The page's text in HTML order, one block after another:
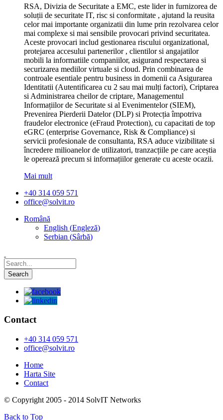
RSA, Divizia de Securitate a EMC, este lider in furnizorea de
soluții de securitate IT, risc si conformitate , ajutand la reusita
celor mai importante organizatii din lume prin rezolvarea celor
mai complexe si mai sensibile provocari privind securitatea.
Aceste provocari includ gestionarea riscului organizational,
protejarea accesului partenerilor , clientilor si angajatilor
mobili la informatiile companiilor, asigurand respectarea si
securizarea mediilor virtuale si cloud. Prin combinarea de
controale esentiale pentru business in domenii ca Asigurarea
Identitatii (Autentificarea cu 2 sau mai mulți factori), Criptarea
si Administrarea cheilor de criptare, Managementul
Informațiilor de Securitate si al Evenimentelor (SIEM),
Prevenirea Pierderii Datelor (DLP) si Protecția împotriva
fraudelor electronice (eFraud Protection), cu capacitati de top
eGRC (enterprise Governance, Risk & Compliance) si
servicii profesionale de consultanta, RSA aduce vizibilitate si
încredere milioanelor de utilizatori, tranzacțiile pe care aceștia
le operează precum si informațiilor generate cu aceste ocazii.
Mai mult
+40 314 059 571
office@solvit.ro
Română
English (Engleză)
Serbian (Sârbă)
Contact
+40 314 059 571
office@solvit.ro
Home
Harta Site
Contact
© Copyright 2005 - 2014 SolvIT Networks
Back to Top